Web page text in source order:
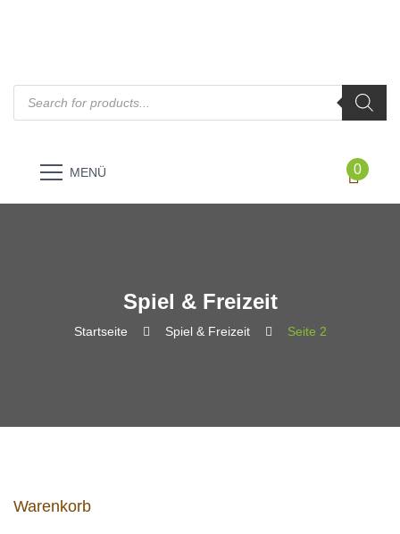
Products
0
MENÜ
Spiel & Freizeit
Startseite Spiel & Freizeit Seite 2
Warenkorb